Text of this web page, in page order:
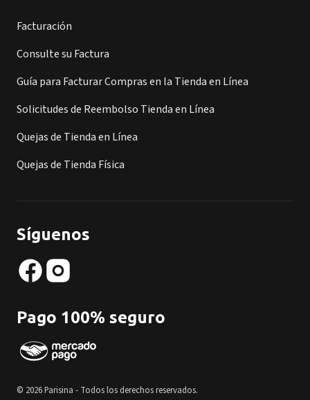
Facturación
Consulte su Factura
Guía para Facturar Compras en la Tienda en Línea
Solicitudes de Reembolso Tienda en Línea
Quejas de Tienda en Línea
Quejas de Tienda Física
Síguenos
Pago 100% seguro
© 2026 Parisina - Todos los derechos reservados.